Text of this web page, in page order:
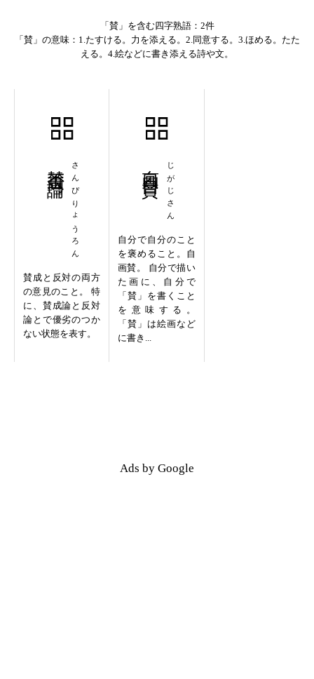
「賛」を含む四字熟語：2件
「賛」の意味：1.たすける。力を添える。2.同意する。3.ほめる。たた
える。4.絵などに書き添える詩や文。
さんぴりょうろん
賛成と反対の両方
の意見のこと。 特
に、賛成論と反対
論とで優劣のつか
ない状態を表す。
じがじさん
自分で自分のこと
を褒めること。自
画賛。 自分で描い
た画に、自分で
「賛」を書くこと
を意味する。
「賛」は絵画など
に書き...
Ads by Google